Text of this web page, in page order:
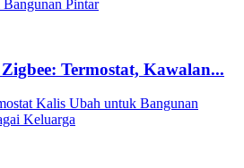
Termostat, Kawalan...